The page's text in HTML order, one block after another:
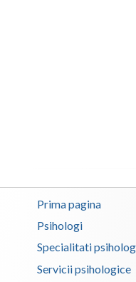
Prima pagina
Psihologi
Specialitati
Servicii psihologice